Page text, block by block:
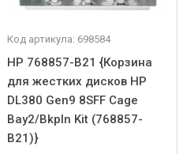
Код артикула: 698584
HP 768857-B21 {Корзина
для жестких дисков HP
DL380 Gen9 8SFF Cage
Bay2/Bkpln Kit (768857-
B21)}